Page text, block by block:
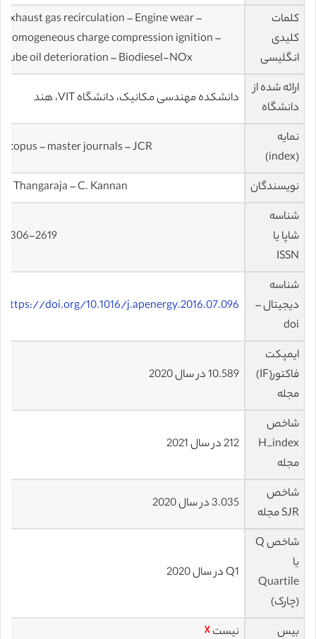
کلمات
کلیدی
انگلیسی
Exhaust gas recirculation – Engine wear –
Homogeneous charge compression ignition –
Lube oil deterioration – Biodiesel-NOx
ارائه شده از
دانشگاه
دانشکده مهندسی مکانیک، دانشگاه VIT، هند
نمایه
(index)
scopus – master journals – JCR
نویسندگان
J. Thangaraja – C. Kannan
شناسه
شاپا یا
ISSN
0306-2619
شناسه
دیجیتال –
doi
https://doi.org/10.1016/j.apenergy.2016.07.096
ایمپکت
فاکتور(IF)
مجله
10.589 در سال 2020
شاخص
H_index
مجله
212 در سال 2021
شاخص
SJR مجله
3.035 در سال 2020
شاخص Q
یا
Quartile
(چارک)
Q1 در سال 2020
بیس نیست☓